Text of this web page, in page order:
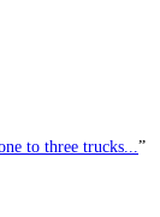
to three trucks... ”